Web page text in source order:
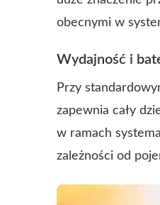
obecnymi w
Wydajność i
Przy
zapewnia cały
w ramach
zależności od